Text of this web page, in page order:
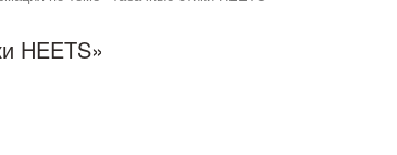
HEETS»